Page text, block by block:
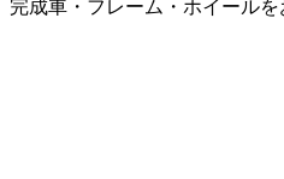
シ
完成車・フレーム・ホイール